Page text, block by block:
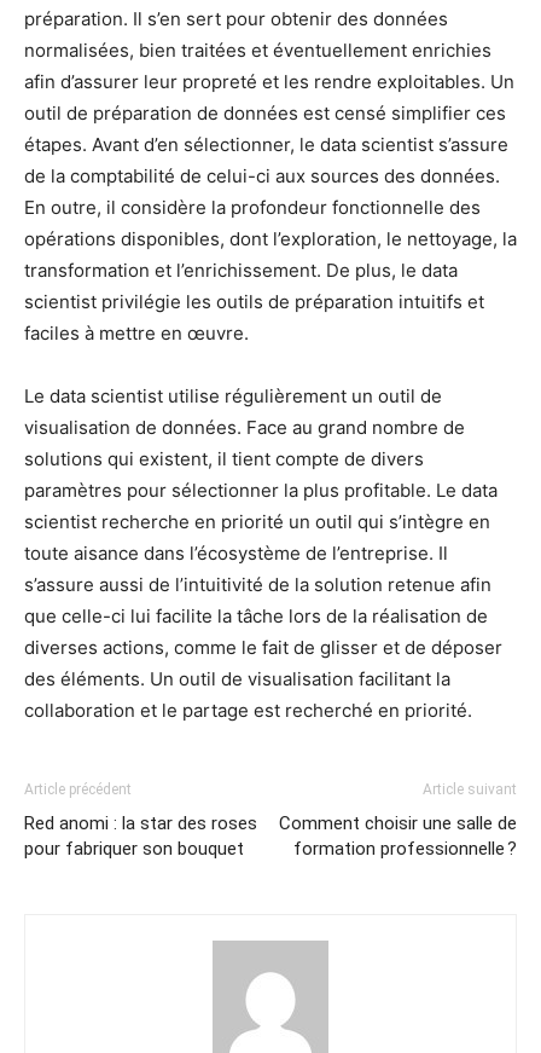
préparation. Il s’en sert pour obtenir des données
normalisées, bien traitées et éventuellement enrichies
afin d’assurer leur propreté et les rendre exploitables. Un
outil de préparation de données est censé simplifier ces
étapes. Avant d’en sélectionner, le data scientist s’assure
de la comptabilité de celui-ci aux sources des données.
En outre, il considère la profondeur fonctionnelle des
opérations disponibles, dont l’exploration, le nettoyage, la
transformation et l’enrichissement. De plus, le data
scientist privilégie les outils de préparation intuitifs et
faciles à mettre en œuvre.
Le data scientist utilise régulièrement un outil de
visualisation de données. Face au grand nombre de
solutions qui existent, il tient compte de divers
paramètres pour sélectionner la plus profitable. Le data
scientist recherche en priorité un outil qui s’intègre en
toute aisance dans l’écosystème de l’entreprise. Il
s’assure aussi de l’intuitivité de la solution retenue afin
que celle-ci lui facilite la tâche lors de la réalisation de
diverses actions, comme le fait de glisser et de déposer
des éléments. Un outil de visualisation facilitant la
collaboration et le partage est recherché en priorité.
Article précédent
Red anomi : la star des roses
pour fabriquer son bouquet
Article suivant
Comment choisir une salle de
formation professionnelle ?